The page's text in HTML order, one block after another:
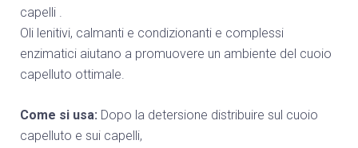
capelli .
Oli lenitivi, calmanti e condizionanti e complessi
enzimatici aiutano a promuovere un ambiente del cuoio
capelluto ottimale.
Come si usa: Dopo la detersione distribuire sul cuoio
capelluto e sui capelli,